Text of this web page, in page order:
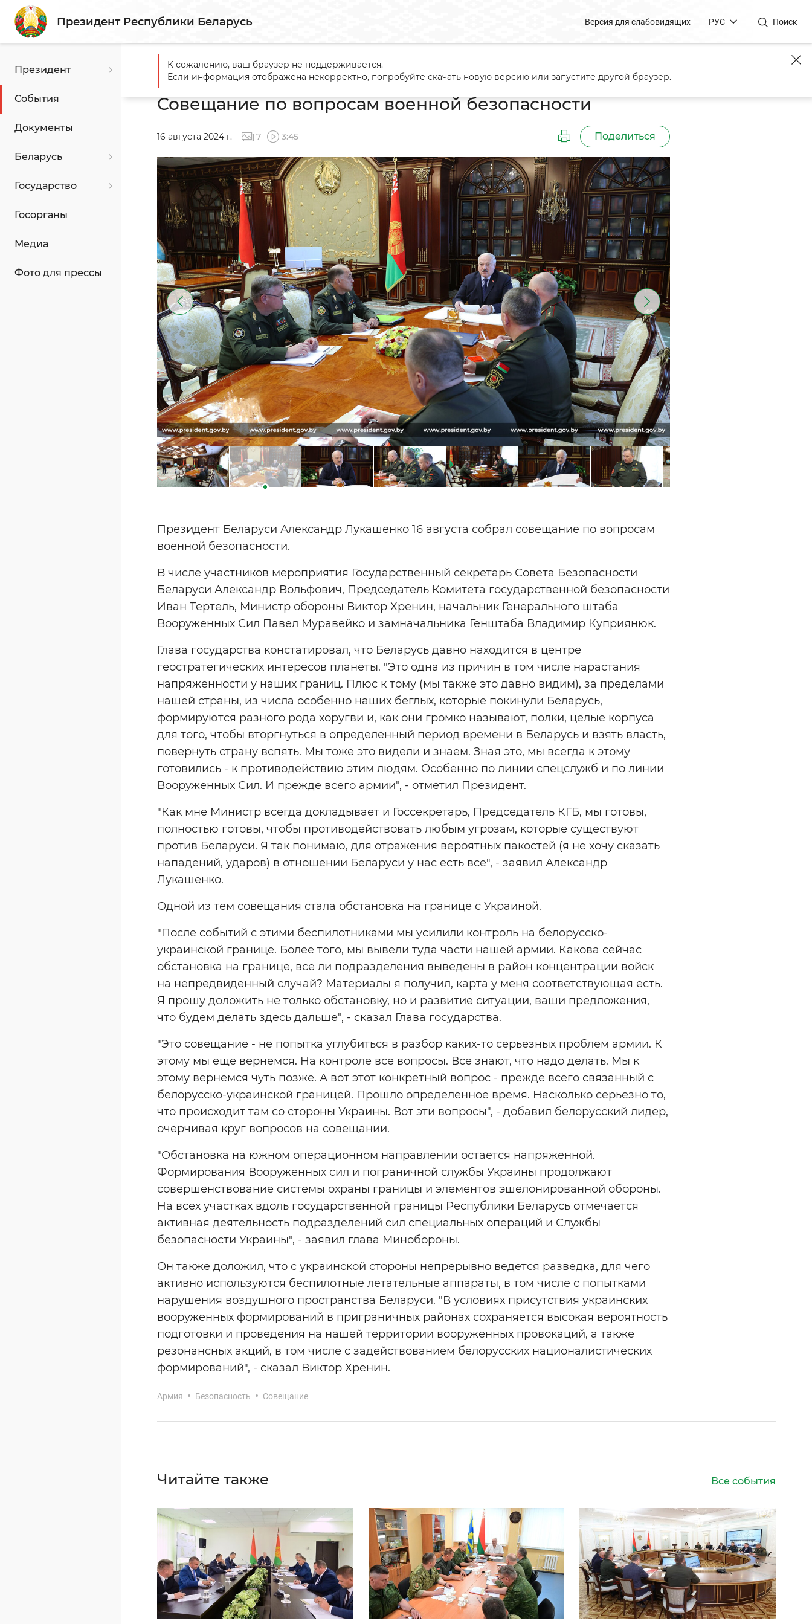
Президент Республики Беларусь Версия для слабовидящих РУС Поиск
Президент
События
Документы
Беларусь
Государство
Госорганы
Медиа
Фото для прессы
Главная События Совещание по вопросам военной безопасности
Совещание по вопросам военной безопасности
16 августа 2024 г. 7 3:45 Поделиться
Президент Беларуси Александр Лукашенко 16 августа собрал совещание по вопросам
военной безопасности.
В числе участников мероприятия Государственный секретарь Совета Безопасности
Беларуси Александр Вольфович, Председатель Комитета государственной безопасности
Иван Тертель, Министр обороны Виктор Хренин, начальник Генерального штаба
Вооруженных Сил Павел Муравейко и замначальника Генштаба Владимир Куприянюк.
Глава государства констатировал, что Беларусь давно находится в центре
геостратегических интересов планеты. "Это одна из причин в том числе нарастания
напряженности у наших границ. Плюс к тому (мы также это давно видим), за пределами
нашей страны, из числа особенно наших беглых, которые покинули Беларусь,
формируются разного рода хоругви и, как они громко называют, полки, целые корпуса
для того, чтобы вторгнуться в определенный период времени в Беларусь и взять власть,
повернуть страну вспять. Мы тоже это видели и знаем. Зная это, мы всегда к этому
готовились - к противодействию этим людям. Особенно по линии спецслужб и по линии
Вооруженных Сил. И прежде всего армии", - отметил Президент.
"Как мне Министр всегда докладывает и Госсекретарь, Председатель КГБ, мы готовы,
полностью готовы, чтобы противодействовать любым угрозам, которые существуют
против Беларуси. Я так понимаю, для отражения вероятных пакостей (я не хочу сказать
нападений, ударов) в отношении Беларуси у нас есть все", - заявил Александр
Лукашенко.
Одной из тем совещания стала обстановка на границе с Украиной.
"После событий с этими беспилотниками мы усилили контроль на белорусско-
украинской границе. Более того, мы вывели туда части нашей армии. Какова сейчас
обстановка на границе, все ли подразделения выведены в район концентрации войск
на непредвиденный случай? Материалы я получил, карта у меня соответствующая есть.
Я прошу доложить не только обстановку, но и развитие ситуации, ваши предложения,
что будем делать здесь дальше", - сказал Глава государства.
"Это совещание - не попытка углубиться в разбор каких-то серьезных проблем армии. К
этому мы еще вернемся. На контроле все вопросы. Все знают, что надо делать. Мы к
этому вернемся чуть позже. А вот этот конкретный вопрос - прежде всего связанный с
белорусско-украинской границей. Прошло определенное время. Насколько серьезно то,
что происходит там со стороны Украины. Вот эти вопросы", - добавил белорусский лидер,
очерчивая круг вопросов на совещании.
"Обстановка на южном операционном направлении остается напряженной.
Формирования Вооруженных сил и пограничной службы Украины продолжают
совершенствование системы охраны границы и элементов эшелонированной обороны.
На всех участках вдоль государственной границы Республики Беларусь отмечается
активная деятельность подразделений сил специальных операций и Службы
безопасности Украины", - заявил глава Минобороны.
Он также доложил, что с украинской стороны непрерывно ведется разведка, для чего
активно используются беспилотные летательные аппараты, в том числе с попытками
нарушения воздушного пространства Беларуси. "В условиях присутствия украинских
вооруженных формирований в приграничных районах сохраняется высокая вероятность
подготовки и проведения на нашей территории вооруженных провокаций, а также
резонансных акций, в том числе с задействованием белорусских националистических
формирований", - сказал Виктор Хренин.
Армия Безопасность Совещание
Читайте также Все события
К сожалению, ваш браузер не поддерживается.
Если информация отображена некорректно, попробуйте скачать новую версию или запустите другой браузер.